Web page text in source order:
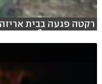
רקטה פגעה בבית
מועצת אשכול)